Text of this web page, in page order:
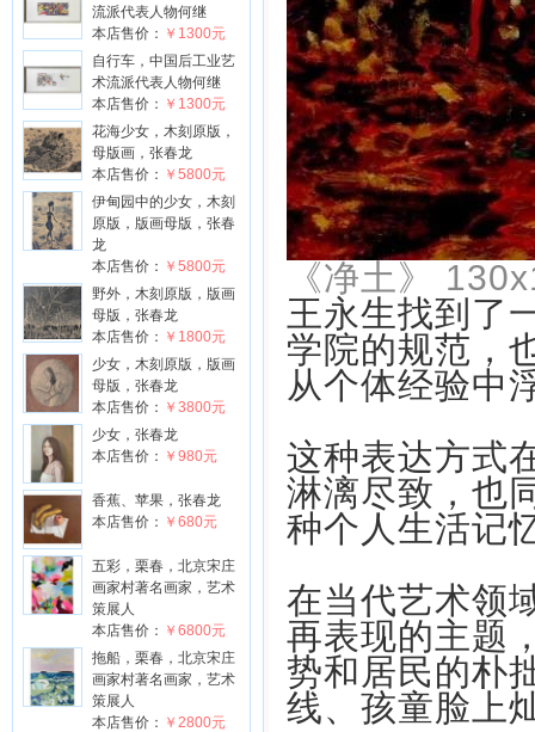
流派代表人物何继
本店售价： ￥1300元
自行车，中国后工业艺
术流派代表人物何继
本店售价： ￥1300元
花海少女，木刻原版，
母版画，张春龙
本店售价： ￥5800元
伊甸园中的少女，木刻
原版，版画母版，张春
龙
本店售价： ￥5800元
野外，木刻原版，版画
母版，张春龙
本店售价： ￥1800元
少女，木刻原版，版画
母版，张春龙
本店售价： ￥3800元
少女，张春龙
本店售价： ￥980元
香蕉、苹果，张春龙
本店售价： ￥680元
五彩，栗春，北京宋庄
画家村著名画家，艺术
策展人
本店售价： ￥6800元
拖船，栗春，北京宋庄
画家村著名画家，艺术
策展人
本店售价： ￥2800元
《净土》
王永生找到了
学院的规范，
从个体经验中
这种表达方式
淋漓尽致，也
种个人生活记
在当代艺术领
再表现的主题
势和居民的朴
线、孩童脸上